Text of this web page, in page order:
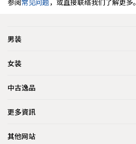
参阅常见问题，或直接联络我们了解更多。
男装
女装
中古逸品
更多資訊
其他网站